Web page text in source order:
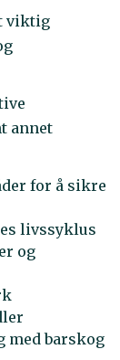
viktig
annet
for å sikre
livssyklus
og
barskog